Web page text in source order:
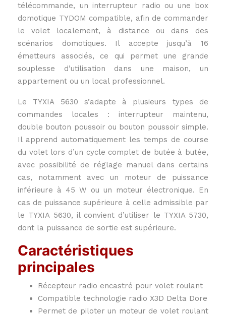
télécommande, un interrupteur radio ou une box
domotique TYDOM compatible, afin de commander
le volet localement, à distance ou dans des
scénarios domotiques. Il accepte jusqu’à 16
émetteurs associés, ce qui permet une grande
souplesse d’utilisation dans une maison, un
appartement ou un local professionnel.
Le TYXIA 5630 s’adapte à plusieurs types de
commandes locales : interrupteur maintenu,
double bouton poussoir ou bouton poussoir simple.
Il apprend automatiquement les temps de course
du volet lors d’un cycle complet de butée à butée,
avec possibilité de réglage manuel dans certains
cas, notamment avec un moteur de puissance
inférieure à 45 W ou un moteur électronique. En
cas de puissance supérieure à celle admissible par
le TYXIA 5630, il convient d’utiliser le TYXIA 5730,
dont la puissance de sortie est supérieure.
Caractéristiques
principales
Récepteur radio encastré pour volet roulant
Compatible technologie radio X3D Delta Dore
Permet de piloter un moteur de volet roulant